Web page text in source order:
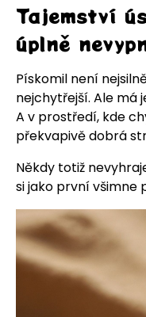
Tajemství
úplně
Pískomil není
nejchytřejší. Ale má
A v prostředí, kde
překvapivě dobrá
Někdy totiž
si jako první všimne